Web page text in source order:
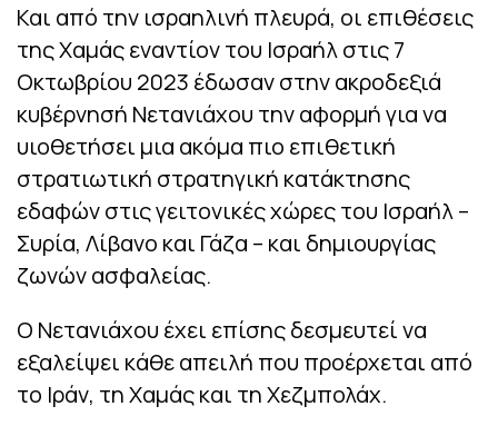
Και από την ισραηλινή πλευρά, οι επιθέσεις
της Χαμάς εναντίον του Ισραήλ στις 7
Οκτωβρίου 2023 έδωσαν στην ακροδεξιά
κυβέρνησή Νετανιάχου την αφορμή για να
υιοθετήσει μια ακόμα πιο επιθετική
στρατιωτική στρατηγική κατάκτησης
εδαφών στις γειτονικές χώρες του Ισραήλ –
Συρία, Λίβανο και Γάζα – και δημιουργίας
ζωνών ασφαλείας.
Ο Νετανιάχου έχει επίσης δεσμευτεί να
εξαλείψει κάθε απειλή που προέρχεται από
το Ιράν, τη Χαμάς και τη Χεζμπολάχ.